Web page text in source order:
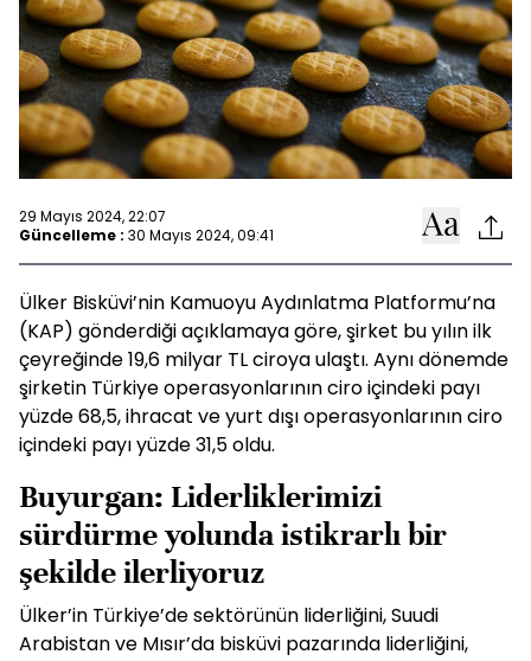
29 Mayıs 2024, 22:07
Güncelleme : 30 Mayıs 2024, 09:41
Ülker Bisküvi’nin Kamuoyu Aydınlatma Platformu’na
(KAP) gönderdiği açıklamaya göre, şirket bu yılın ilk
çeyreğinde 19,6 milyar TL ciroya ulaştı. Aynı dönemde
şirketin Türkiye operasyonlarının ciro içindeki payı
yüzde 68,5, ihracat ve yurt dışı operasyonlarının ciro
içindeki payı yüzde 31,5 oldu.
Buyurgan: Liderliklerimizi
sürdürme yolunda istikrarlı bir
şekilde ilerliyoruz
Ülker’in Türkiye’de sektörünün liderliğini, Suudi
Arabistan ve Mısır’da bisküvi pazarında liderliğini,